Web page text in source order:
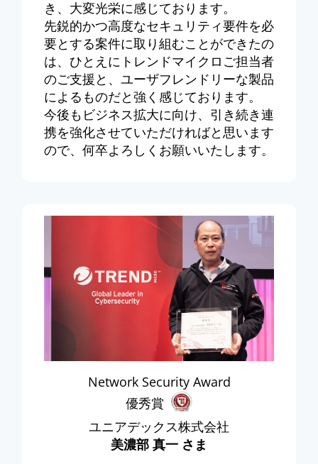
き、大変光栄に感じております。
先鋭的かつ高度なセキュリティ要件を必
要とする案件に取り組むことができたの
は、ひとえにトレンドマイクロご担当者
のご支援と、ユーザフレンドリーな製品
によるものだと強く感じております。
今後もビジネス拡大に向け、引き続き連
携を強化させていただければと思います
ので、何卒よろしくお願いいたします。
Network Security Award
優秀賞
ユニアデックス株式会社
美濃部 真一 さま